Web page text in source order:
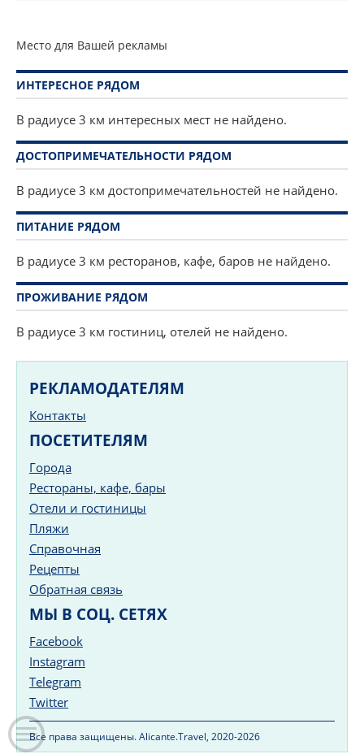
Место для Вашей рекламы
ИНТЕРЕСНОЕ РЯДОМ
В радиусе 3 км интересных мест не найдено.
ДОСТОПРИМЕЧАТЕЛЬНОСТИ РЯДОМ
В радиусе 3 км достопримечательностей не найдено.
ПИТАНИЕ РЯДОМ
В радиусе 3 км ресторанов, кафе, баров не найдено.
ПРОЖИВАНИЕ РЯДОМ
В радиусе 3 км гостиниц, отелей не найдено.
РЕКЛАМОДАТЕЛЯМ
Контакты
ПОСЕТИТЕЛЯМ
Города
Рестораны, кафе, бары
Отели и гостиницы
Пляжи
Справочная
Рецепты
Обратная связь
МЫ В СОЦ. СЕТЯХ
Facebook
Instagram
Telegram
Twitter
Все права защищены. Alicante.Travel, 2020-2026